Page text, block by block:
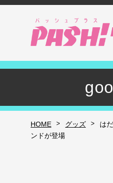
HOME > グッズ >
は
ンドが登場